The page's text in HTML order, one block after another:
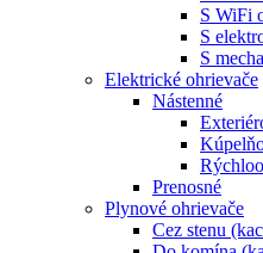
S WiFi
S
S
Elektrické ohrievače
Nástenné
Prenosné
Plynové ohrievače
Cez stenu